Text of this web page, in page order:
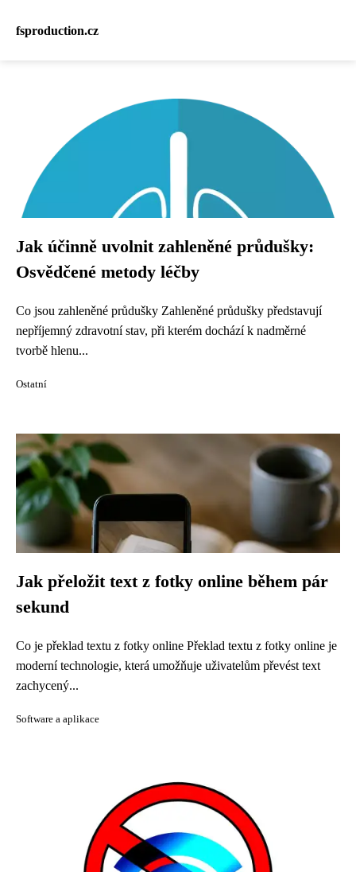
fsproduction.cz
Jak účinně uvolnit zahleněné průdušky:
Osvědčené metody léčby
Co jsou zahleněné průdušky Zahleněné průdušky představují
nepříjemný zdravotní stav, při kterém dochází k nadměrné
tvorbě hlenu...
Ostatní
Jak přeložit text z fotky online během pár
sekund
Co je překlad textu z fotky online Překlad textu z fotky online je
moderní technologie, která umožňuje uživatelům převést text
zachycený...
Software a aplikace